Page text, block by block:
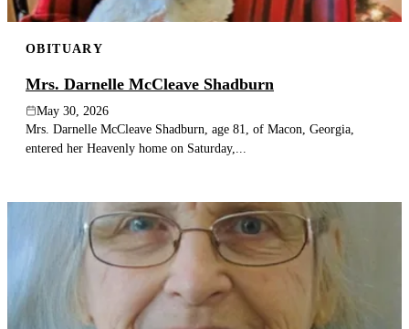
OBITUARY
Mrs. Darnelle McCleave Shadburn
May 30, 2026
Mrs. Darnelle McCleave Shadburn, age 81, of Macon, Georgia,
entered her Heavenly home on Saturday,...